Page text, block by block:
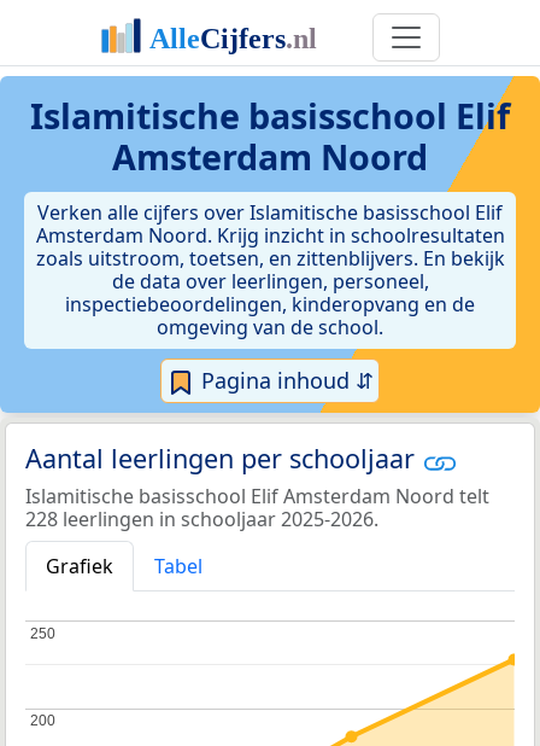
Islamitische basisschool Elif
Amsterdam Noord
Verken alle cijfers over Islamitische basisschool Elif
Amsterdam Noord. Krijg inzicht in schoolresultaten
zoals uitstroom, toetsen, en zittenblijvers. En bekijk
de data over leerlingen, personeel,
inspectiebeoordelingen, kinderopvang en de
omgeving van de school.
Pagina inhoud ⇵
Aantal leerlingen per schooljaar
Islamitische basisschool Elif Amsterdam Noord telt
228 leerlingen in schooljaar 2025-2026.
Grafiek
Tabel
200
200
250
250